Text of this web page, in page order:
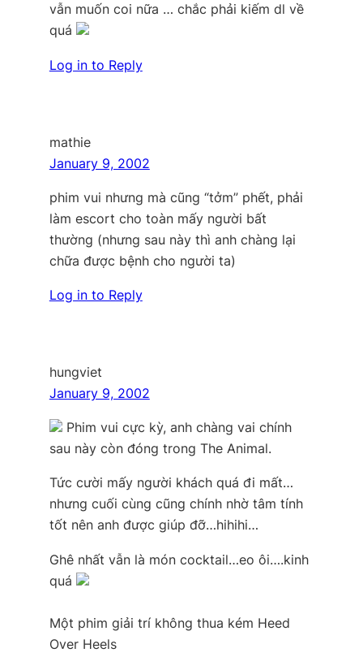
vẫn muốn coi nữa … chắc phải kiếm dl về
quá
Log in to Reply
mathie
January 9, 2002
phim vui nhưng mà cũng “tởm” phết, phải
làm escort cho toàn mấy người bất
thường (nhưng sau này thì anh chàng lại
chữa được bệnh cho người ta)
Log in to Reply
hungviet
January 9, 2002
Phim vui cực kỳ, anh chàng vai chính
sau này còn đóng trong The Animal.
Tức cười mấy người khách quá đi mất…
nhưng cuối cùng cũng chính nhờ tâm tính
tốt nên anh được giúp đỡ…hihihi…
Ghê nhất vẫn là món cocktail…eo ôi….kinh
quá
Một phim giải trí không thua kém Heed
Over Heels